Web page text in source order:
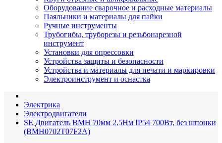
Оборудование сварочное и расходные материалы
Паяльники и материалы для пайки
Ручные инструменты
Трубогибы, труборезы и резьбонарезной
инструмент
Установки для опрессовки
Устройства защиты и безопасности
Устройства и материалы для печати и маркировки
Электроинструмент и оснастка
Электрика
Электродвигатели
SE Двигатель BMH 70мм 2,5Нм IP54 700Вт, без шпонки
(BMH0702T07F2A)